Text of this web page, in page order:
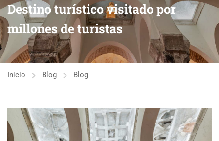
Destino turístico visitado por
millones de turistas
Inicio Blog Blog